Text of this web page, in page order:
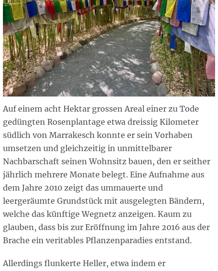
Auf einem acht Hektar grossen Areal einer zu Tode
gedüngten Rosenplantage etwa dreissig Kilometer
südlich von Marrakesch konnte er sein Vorhaben
umsetzen und gleichzeitig in unmittelbarer
Nachbarschaft seinen Wohnsitz bauen, den er seither
jährlich mehrere Monate belegt. Eine Aufnahme aus
dem Jahre 2010 zeigt das ummauerte und
leergeräumte Grundstück mit ausgelegten Bändern,
welche das künftige Wegnetz anzeigen. Kaum zu
glauben, dass bis zur Eröffnung im Jahre 2016 aus der
Brache ein veritables Pflanzenparadies entstand.
Allerdings flunkerte Heller, etwa indem er